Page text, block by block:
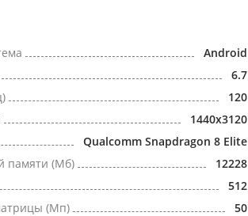
Android
6.7
120
1440x3120
Qualcomm Snapdragon 8 Elite
памяти (Мб)
12228
512
(Мп)
50